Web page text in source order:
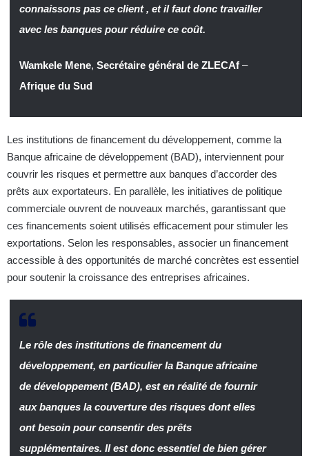
connaissons pas ce client , et il faut donc travailler
avec les banques pour réduire ce coût.
Wamkele Mene, Secrétaire général de ZLECAf–
Afrique du Sud
Les institutions de financement du développement, comme la
Banque africaine de développement (BAD), interviennent pour
couvrir les risques et permettre aux banques d’accorder des
prêts aux exportateurs. En parallèle, les initiatives de politique
commerciale ouvrent de nouveaux marchés, garantissant que
ces financements soient utilisés efficacement pour stimuler les
exportations. Selon les responsables, associer un financement
accessible à des opportunités de marché concrètes est essentiel
pour soutenir la croissance des entreprises africaines.
Le rôle des institutions de financement du
développement, en particulier la Banque africaine
de développement (BAD), est en réalité de fournir
aux banques la couverture des risques dont elles
ont besoin pour consentir des prêts
supplémentaires. Il est donc essentiel de bien gérer